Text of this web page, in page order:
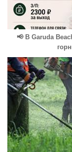
📢 В Garuda